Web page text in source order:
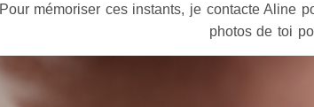
Pour mémoriser ces instants, je contacte Aline
photos de toi